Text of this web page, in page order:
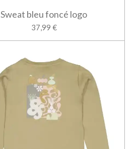
Sweat bleu foncé logo
37,99 €